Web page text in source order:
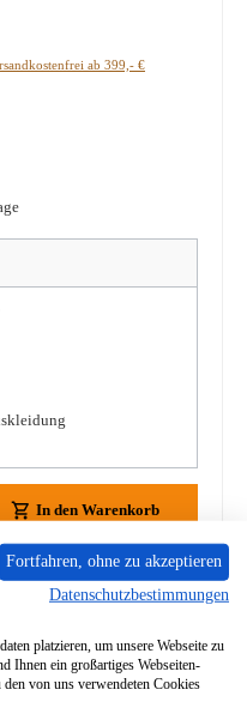
ab 399,- €
In den Warenkorb
Fortfahren, ohne zu akzeptieren
Datenschutzbestimmungen
platzieren, um unsere Webseite zu
Ihnen ein großartiges Webseiten-
von uns verwendeten Cookies